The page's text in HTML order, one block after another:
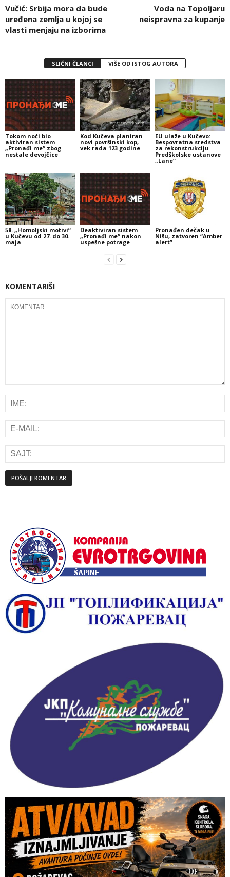
Vučić: Srbija mora da bude
uređena zemlja u kojoj se
vlasti menjaju na izborima
Voda na Topoljaru
neispravna za kupanje
SLIČNI ČLANCI VIŠE OD ISTOG AUTORA
Tokom noći bio
aktiviran sistem
„Pronađi me“ zbog
nestale devojčice
Kod Kučeva planiran
novi površinski kop,
vek rada 123 godine
EU ulaže u Kučevo:
Bespovratna sredstva
za rekonstrukciju
Predškolske ustanove
„Lane“
58. „Homoljski motivi“
u Kučevu od 27. do 30.
maja
Deaktiviran sistem
„Pronađi me“ nakon
uspešne potrage
Pronađen dečak u
Nišu, zatvoren “Amber
alert”
KOMENTARIŠI